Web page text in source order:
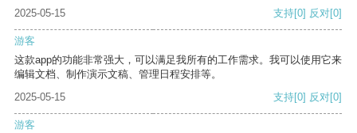
2025-05-15 支持[0] 反对[0]
游客
这款app的功能非常强大，可以满足我所有的工作需求。我可以使用它来
编辑文档、制作演示文稿、管理日程安排等。
2025-05-15
支持[0] 反对[0]
游客